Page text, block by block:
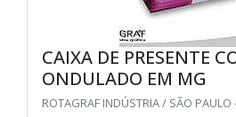
CAIXA DE PRESENTE
ONDULADO EM MG
ROTAGRAF INDÚSTRIA / SÃO PAULO